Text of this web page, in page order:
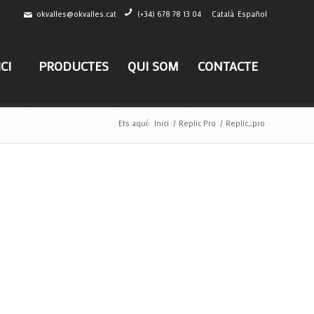
Català Español
okvalles@okvalles.cat (+34) 678 78 13 04
PRODUCTES QUI SOM CONTACTE
Ets aquí: Inici / Replic Pro / Replic_pro